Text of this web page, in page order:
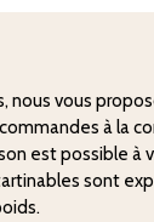
nous vous
à la
est possible à
sont